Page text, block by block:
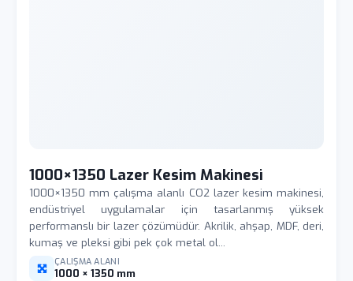
1000×1350 Lazer Kesim Makinesi
1000×1350 mm çalışma alanlı CO2 lazer kesim makinesi,
endüstriyel uygulamalar için tasarlanmış yüksek
performanslı bir lazer çözümüdür. Akrilik, ahşap, MDF, deri,
kumaş ve pleksi gibi pek çok metal ol...
ÇALIŞMA ALANI
1000 × 1350 mm